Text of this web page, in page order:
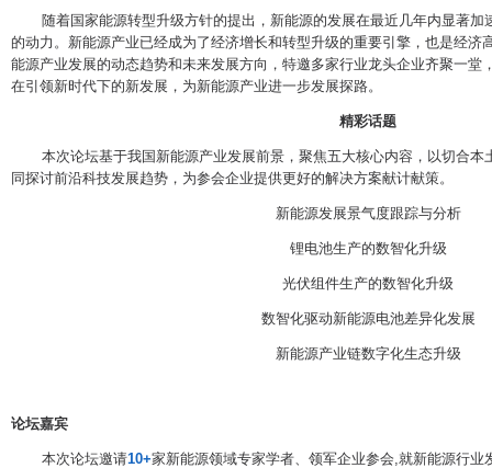
随着国家能源转型升级方针的提出，新能源的发展在最近几年内显著加
的动力。新能源产业已经成为了经济增长和转型升级的重要引擎，也是经济
能源产业发展的动态趋势和未来发展方向，特邀多家行业龙头企业齐聚一堂
在引领新时代下的新发展，为新能源产业进一步发展探路。
精彩话题
本次论坛基于我国新能源产业发展前景，聚焦五大核心内容，以切合本
同探讨前沿科技发展趋势，为参会企业提供更好的解决方案献计献策。
新能源发展景气度跟踪与分析
锂电池生产的数智化升级
光伏组件生产的数智化升级
数智化驱动新能源电池差异化发展
新能源产业链数字化生态升级
论坛嘉宾
本次论坛邀请10+家新能源领域专家学者、领军企业参会,就新能源行